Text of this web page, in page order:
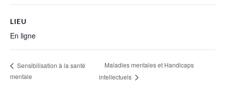
LIEU
En ligne
Sensibilisation à la santé
mentale
Maladies mentales et Handicaps
intellectuels